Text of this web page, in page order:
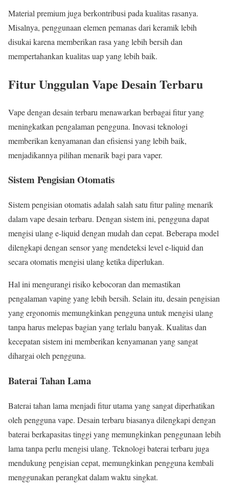
Material premium juga berkontribusi pada kualitas rasanya.
Misalnya, penggunaan elemen pemanas dari keramik lebih
disukai karena memberikan rasa yang lebih bersih dan
mempertahankan kualitas uap yang lebih baik.
Fitur Unggulan Vape Desain Terbaru
Vape dengan desain terbaru menawarkan berbagai fitur yang
meningkatkan pengalaman pengguna. Inovasi teknologi
memberikan kenyamanan dan efisiensi yang lebih baik,
menjadikannya pilihan menarik bagi para vaper.
Sistem Pengisian Otomatis
Sistem pengisian otomatis adalah salah satu fitur paling menarik
dalam vape desain terbaru. Dengan sistem ini, pengguna dapat
mengisi ulang e-liquid dengan mudah dan cepat. Beberapa model
dilengkapi dengan sensor yang mendeteksi level e-liquid dan
secara otomatis mengisi ulang ketika diperlukan.
Hal ini mengurangi risiko kebocoran dan memastikan
pengalaman vaping yang lebih bersih. Selain itu, desain pengisian
yang ergonomis memungkinkan pengguna untuk mengisi ulang
tanpa harus melepas bagian yang terlalu banyak. Kualitas dan
kecepatan sistem ini memberikan kenyamanan yang sangat
dihargai oleh pengguna.
Baterai Tahan Lama
Baterai tahan lama menjadi fitur utama yang sangat diperhatikan
oleh pengguna vape. Desain terbaru biasanya dilengkapi dengan
baterai berkapasitas tinggi yang memungkinkan penggunaan lebih
lama tanpa perlu mengisi ulang. Teknologi baterai terbaru juga
mendukung pengisian cepat, memungkinkan pengguna kembali
menggunakan perangkat dalam waktu singkat.